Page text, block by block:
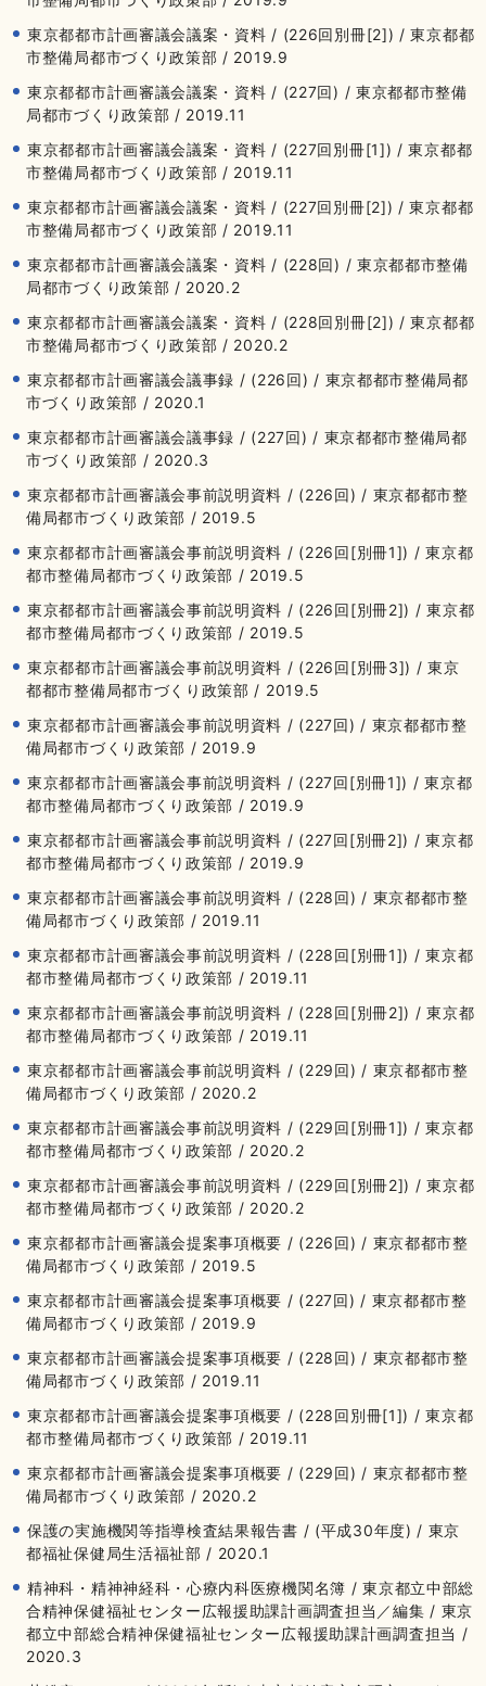
東京都都市計画審議会議案・資料 / (226回別冊[2]) / 東京都都
市整備局都市づくり政策部 / 2019.9
東京都都市計画審議会議案・資料 / (227回) / 東京都都市整備
局都市づくり政策部 / 2019.11
東京都都市計画審議会議案・資料 / (227回別冊[1]) / 東京都都
市整備局都市づくり政策部 / 2019.11
東京都都市計画審議会議案・資料 / (227回別冊[2]) / 東京都都
市整備局都市づくり政策部 / 2019.11
東京都都市計画審議会議案・資料 / (228回) / 東京都都市整備
局都市づくり政策部 / 2020.2
東京都都市計画審議会議案・資料 / (228回別冊[2]) / 東京都都
市整備局都市づくり政策部 / 2020.2
東京都都市計画審議会議事録 / (226回) / 東京都都市整備局都
市づくり政策部 / 2020.1
東京都都市計画審議会議事録 / (227回) / 東京都都市整備局都
市づくり政策部 / 2020.3
東京都都市計画審議会事前説明資料 / (226回) / 東京都都市整
備局都市づくり政策部 / 2019.5
東京都都市計画審議会事前説明資料 / (226回[別冊1]) / 東京都
都市整備局都市づくり政策部 / 2019.5
東京都都市計画審議会事前説明資料 / (226回[別冊2]) / 東京都
都市整備局都市づくり政策部 / 2019.5
東京都都市計画審議会事前説明資料 / (226回[別冊3]) / 東京
都都市整備局都市づくり政策部 / 2019.5
東京都都市計画審議会事前説明資料 / (227回) / 東京都都市整
備局都市づくり政策部 / 2019.9
東京都都市計画審議会事前説明資料 / (227回[別冊1]) / 東京都
都市整備局都市づくり政策部 / 2019.9
東京都都市計画審議会事前説明資料 / (227回[別冊2]) / 東京都
都市整備局都市づくり政策部 / 2019.9
東京都都市計画審議会事前説明資料 / (228回) / 東京都都市整
備局都市づくり政策部 / 2019.11
東京都都市計画審議会事前説明資料 / (228回[別冊1]) / 東京都
都市整備局都市づくり政策部 / 2019.11
東京都都市計画審議会事前説明資料 / (228回[別冊2]) / 東京都
都市整備局都市づくり政策部 / 2019.11
東京都都市計画審議会事前説明資料 / (229回) / 東京都都市整
備局都市づくり政策部 / 2020.2
東京都都市計画審議会事前説明資料 / (229回[別冊1]) / 東京都
都市整備局都市づくり政策部 / 2020.2
東京都都市計画審議会事前説明資料 / (229回[別冊2]) / 東京都
都市整備局都市づくり政策部 / 2020.2
東京都都市計画審議会提案事項概要 / (226回) / 東京都都市整
備局都市づくり政策部 / 2019.5
東京都都市計画審議会提案事項概要 / (227回) / 東京都都市整
備局都市づくり政策部 / 2019.9
東京都都市計画審議会提案事項概要 / (228回) / 東京都都市整
備局都市づくり政策部 / 2019.11
東京都都市計画審議会提案事項概要 / (228回別冊[1]) / 東京都
都市整備局都市づくり政策部 / 2019.11
東京都都市計画審議会提案事項概要 / (229回) / 東京都都市整
備局都市づくり政策部 / 2020.2
保護の実施機関等指導検査結果報告書 / (平成30年度) / 東京
都福祉保健局生活福祉部 / 2020.1
精神科・精神神経科・心療内科医療機関名簿 / 東京都立中部総
合精神保健福祉センター広報援助課計画調査担当／編集 / 東京
都立中部総合精神保健福祉センター広報援助課計画調査担当 /
2020.3